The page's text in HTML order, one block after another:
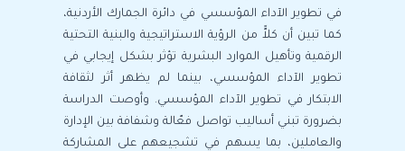
في تطوير الآداء المؤسسي في دائرة الجمارك الأردنية،
كما تبين أن كلاًّ من الرؤية الاستراتيجية والبنية التحتية
الرقمية وتأهيل الموارد البشرية تؤثر بشكل إيجابي في
تطوير الآداء المؤسسي، بينما لم يظهر أثر لثقافة
الابتكار في تطوير الآداء المؤسسي. وأوصت الدراسة
بضرورة تبني أساليب تواصل فعّالة وشفافة بين الإدارة
والعاملين، بما يسهم في تشجيعهم على المشاركة